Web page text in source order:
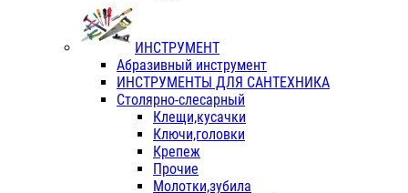
ИНСТРУМЕНТ
Абразивный инструмент
ИНСТРУМЕНТЫ ДЛЯ САНТЕХНИКА
Столярно-слесарный
Клещи,кусачки
Ключи,головки
Крепеж
Прочие
Молотки,зубила